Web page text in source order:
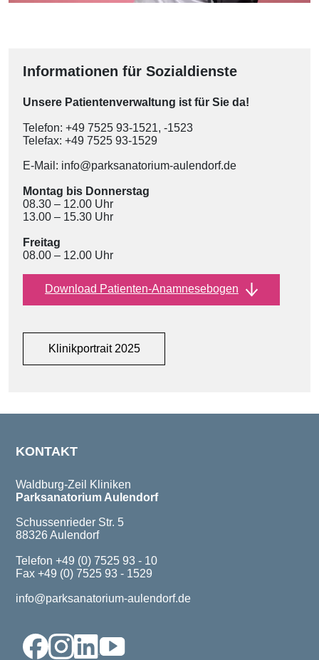
Informationen für Sozialdienste
Unsere Patientenverwaltung ist für Sie da!
Telefon: +49 7525 93-1521, -1523
Telefax: +49 7525 93-1529
E-Mail: info@parksanatorium-aulendorf.de
Montag bis Donnerstag
08.30 – 12.00 Uhr
13.00 – 15.30 Uhr
Freitag
08.00 – 12.00 Uhr
Download Patienten-Anamnesebogen
Klinikportrait 2025
KONTAKT
Waldburg-Zeil Kliniken
Parksanatorium Aulendorf
Schussenrieder Str. 5
88326 Aulendorf
Telefon +49 (0) 7525 93 - 10
Fax +49 (0) 7525 93 - 1529
info@parksanatorium-aulendorf.de